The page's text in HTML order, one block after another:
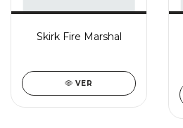
Skirk Fire Marshal
VER